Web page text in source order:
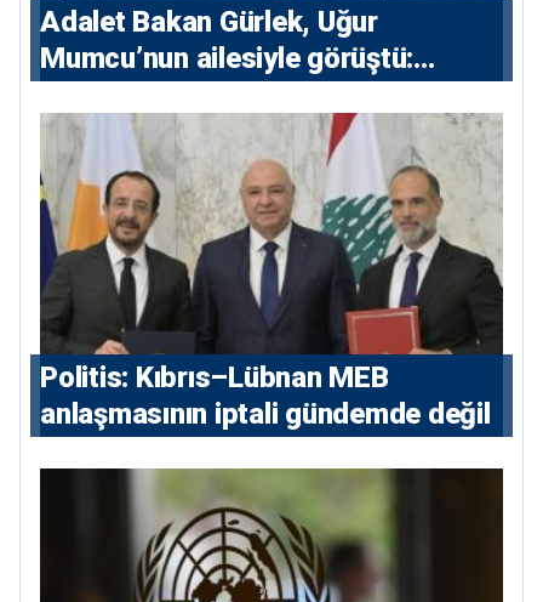
Adalet Bakan Gürlek, Uğur
Mumcu’nun ailesiyle görüştü:
devlet isterse her olayı ortaya
çıkarır”
Politis: Kıbrıs–Lübnan MEB
anlaşmasının iptali gündemde değil